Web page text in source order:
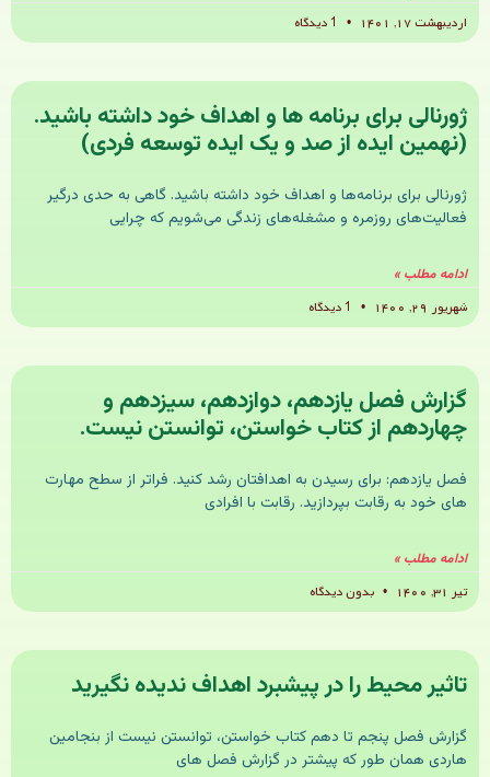
اردیبهشت ۱۷, ۱۴۰۱
ژورنالی برای برنامه ها و اهداف خود داشته باشید.
(نهمین ایده از صد و یک ایده توسعه فردی)
ژورنالی برای برنامه‌ها و اهداف خود داشته باشید. گاهی به حدی درگیر
فعالیت‌های روزمره و مشغله‌های زندگی می‌شویم که چرایی
ادامه مطلب »
شهریور ۲۹, ۱۴۰۰
گزارش فصل یازدهم، دوازدهم، سیزدهم و
چهاردهم از کتاب خواستن، توانستن نیست.
فصل یازدهم: برای رسیدن به اهدافتان رشد کنید. فراتر از سطح مهارت
های خود به رقابت بپردازید. رقابت با افرادی
ادامه مطلب »
تیر ۳۱, ۱۴۰۰
بدون دیدگاه
تاثیر محیط را در پیشبرد اهداف ندیده نگیرید
گزارش فصل پنجم تا دهم کتاب خواستن، توانستن نیست از بنجامین
هاردی همان طور که پیشتر در گزارش فصل های